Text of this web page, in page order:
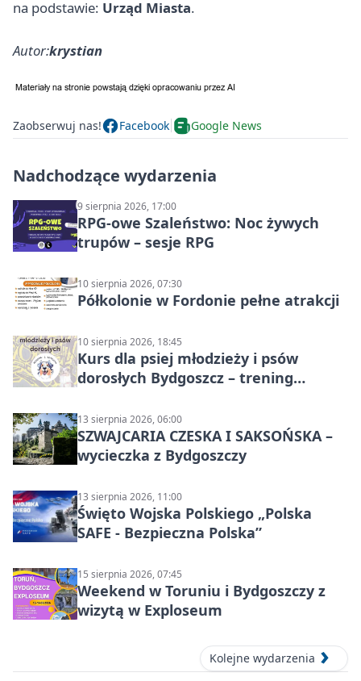
na podstawie: Urząd Miasta.
Autor:krystian
Zaobserwuj nas! Facebook Google News
Nadchodzące wydarzenia
9 sierpnia 2026, 17:00
RPG-owe Szaleństwo: Noc żywych
trupów – sesje RPG
10 sierpnia 2026, 07:30
Półkolonie w Fordonie pełne atrakcji
10 sierpnia 2026, 18:45
Kurs dla psiej młodzieży i psów
dorosłych Bydgoszcz – trening
13 sierpnia 2026, 06:00
SZWAJCARIA CZESKA I SAKSOŃSKA –
wycieczka z Bydgoszczy
13 sierpnia 2026, 11:00
Święto Wojska Polskiego „Polska
SAFE - Bezpieczna Polska”
15 sierpnia 2026, 07:45
Weekend w Toruniu i Bydgoszczy z
wizytą w Exploseum
Kolejne wydarzenia